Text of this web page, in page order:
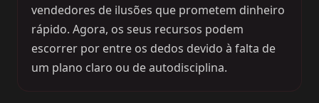
vendedores de ilusões que prometem dinheiro
rápido. Agora, os seus recursos podem
escorrer por entre os dedos devido à falta de
um plano claro ou de autodisciplina.